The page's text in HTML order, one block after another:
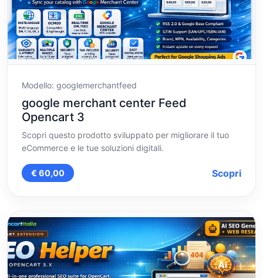
Modello: googlemerchantfeed
google merchant center Feed
Opencart 3
Scopri questo prodotto sviluppato per migliorare il tuo
eCommerce e le tue soluzioni digitali.
€ 60,00 Scopri